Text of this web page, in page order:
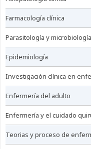
farmacología clínica
parasitología y microbiología
epidemiología
investigación clínica en
enfermería del adulto
enfermería y el cuidado
teorias y proceso de